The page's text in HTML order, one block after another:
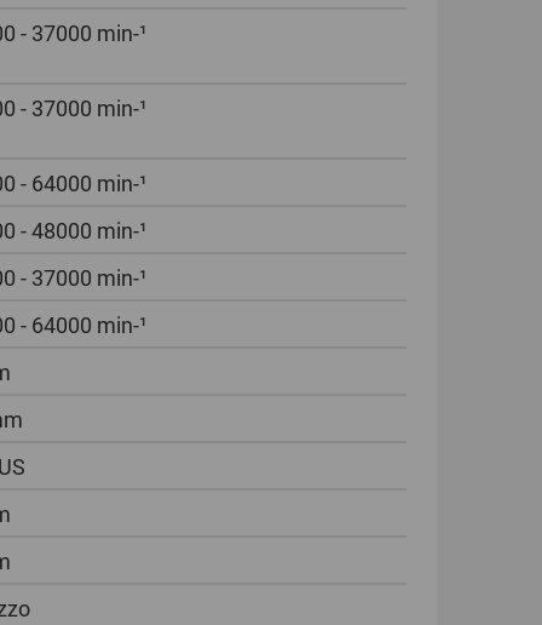
- 37000 min-¹
- 37000 min-¹
- 64000 min-¹
- 48000 min-¹
- 37000 min-¹
- 64000 min-¹